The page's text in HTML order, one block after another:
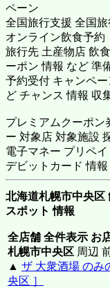
ペーン
全国旅行支援 全国
オンライン飲食予約
旅行先 土産物店 飲
ーポン 情報 など 準
予約受付 キャンペ
ど チャンス 情報 収
プレミアムクーポン
ー 対象店 対象施設
電子マネー プリペ
デビットカード 情
北海道札幌市中央区
スポット 情報
全店舗 全件表示 お
札幌市中央区 周辺
▲ ザ 大衆酒場 のみ
央区 ］